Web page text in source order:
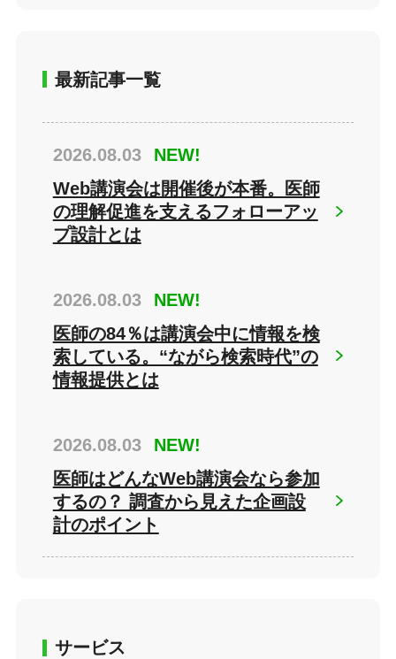
最新記事一覧
2026.08.03
NEW!
Web講演会は開催後が本番。医師
の理解促進を支えるフォローアッ
プ設計とは
2026.08.03
NEW!
医師の84％は講演会中に情報を検
索している。“ながら検索時代”の
情報提供とは
2026.08.03
NEW!
医師はどんなWeb講演会なら参加
するの？ 調査から見えた企画設
計のポイント
サービス